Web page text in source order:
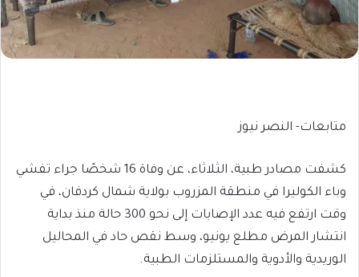
متابعات- النصر نيوز
كشفت مصادر طبية، الثلاثاء، عن وفاة 16 شخصًا جراء تفشي
وباء الكوليرا في منطقة المزروب بولاية شمال كردفان، في
وقت ارتفع فيه عدد الإصابات إلى نحو 300 حالة منذ بداية
انتشار المرض مطلع يونيو، وسط نقص حاد في المحاليل
الوريدية والأدوية والمستلزمات الطبية.